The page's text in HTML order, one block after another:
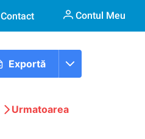
Contact Contul Meu
Exportă
Urmatoarea